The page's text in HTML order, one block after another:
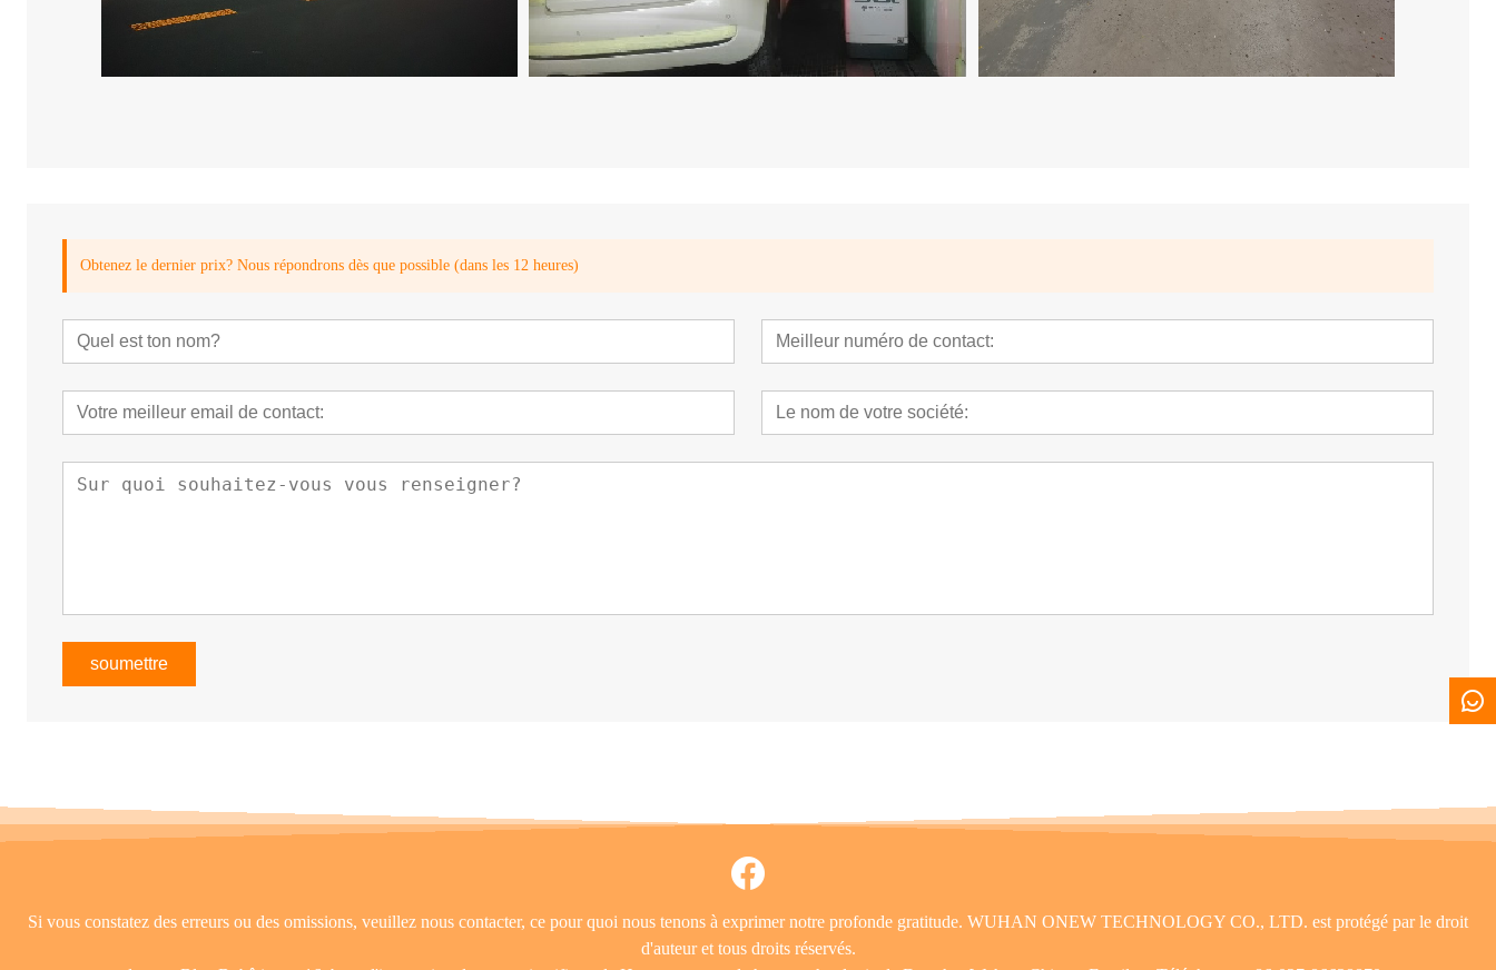
Obtenez le dernier prix? Nous répondrons dès que possible (dans les 12 heures)
soumettre
Si vous constatez des erreurs ou des omissions, veuillez nous contacter, ce pour quoi nous tenons à exprimer notre profonde gratitude. WUHAN ONEW TECHNOLOGY CO., LTD. est protégé par le droit
d'auteur et tous droits réservés.